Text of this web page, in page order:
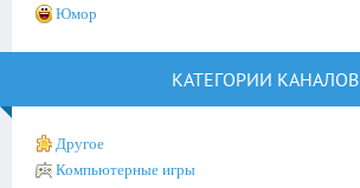
Юмор
КАТЕГОРИИ КАНАЛОВ
Другое
Компьютерные игры